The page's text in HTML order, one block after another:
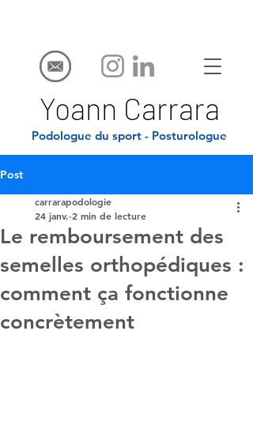
Yoann Carrara
Podologue du sport - Posturologue
Post
Le remboursement des
semelles orthopédiques :
comment ça fonctionne
concrètement
carrarapodologie
24 janv. 2 min de lecture